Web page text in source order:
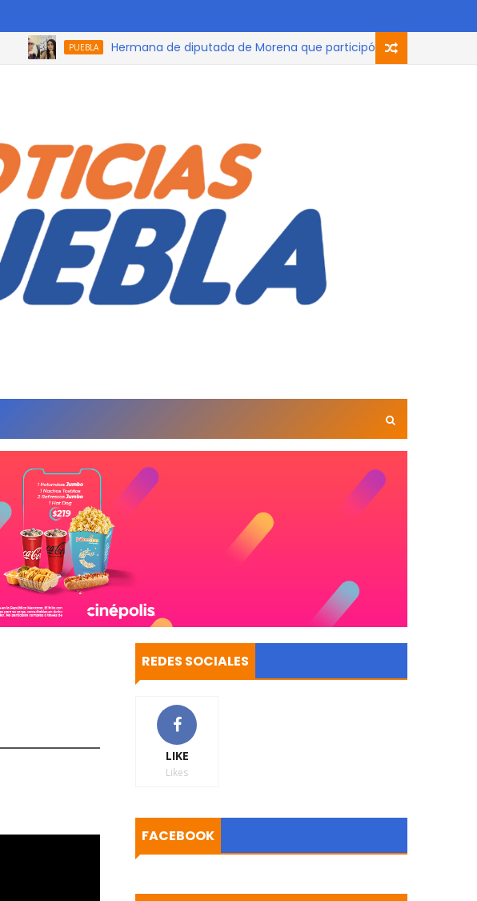
PUEBLA
Hermana de diputada de Morena que participó en el podcast, trabaja
REDES SOCIALES
LIKE
Likes
FACEBOOK